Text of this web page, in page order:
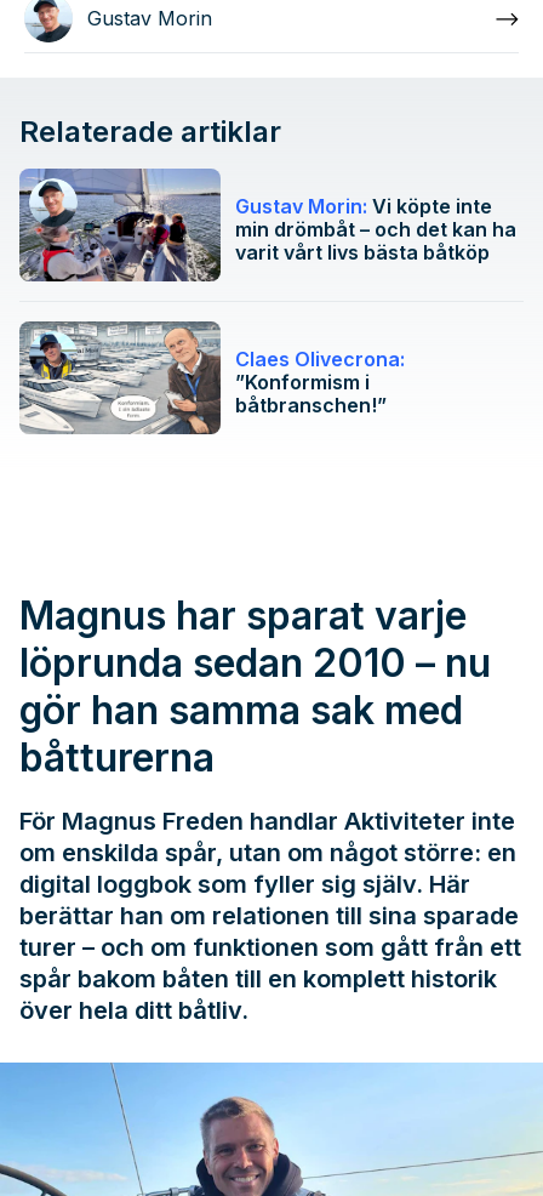
Gustav Morin
Relaterade artiklar
Gustav Morin: Vi köpte inte
min drömbåt – och det kan ha
varit vårt livs bästa båtköp
Claes Olivecrona:
”Konformism i
båtbranschen!”
Magnus har sparat varje
löprunda sedan 2010 – nu
gör han samma sak med
båtturerna
För Magnus Freden handlar Aktiviteter inte
om enskilda spår, utan om något större: en
digital loggbok som fyller sig själv. Här
berättar han om relationen till sina sparade
turer – och om funktionen som gått från ett
spår bakom båten till en komplett historik
över hela ditt båtliv.